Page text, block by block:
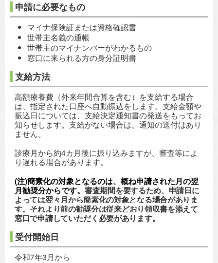
申請に必要なもの
マイナ保険証または資格確認書
世帯主名義の通帳
世帯主のマイナンバーがわかるもの
窓口に来られる方の身分証明書
支給方法
高額療養費（外来年間合算を含む）を支給する場合
は、指定された口座へ自動振込をします。支給金額や
振込日については、支給決定通知書の発送をもってお
知らせします。支給がない場合は、通知の送付はあり
ません。
診療月から約4カ月後に振り込みますが、審査等によ
り遅れる場合があります。
(注)簡素化の対象となるのは、概ね申請された月の翌
月勧奨分からです。 審査期間を要するため、申請日に
よっては翌々月から簡素化の対象となる場合がありま
す。 それより前の勧奨分は従来どおり領収書を添えて
窓口で申請していただく必要があります。
受付開始日
令和7年3月から